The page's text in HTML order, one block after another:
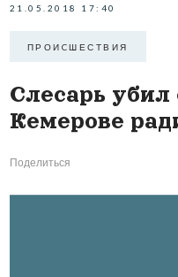
21.05.2018 17:40
ПРОИCШЕСТВИЯ
Слесарь убил
Кемерове
Поделиться